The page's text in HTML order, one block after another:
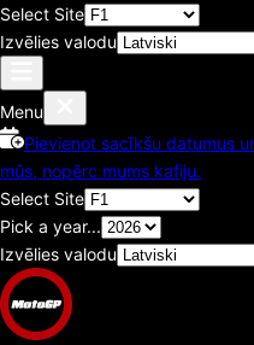
Select Site
Izvēlies valodu
Menu
Pievienot sacīkšu datumus
mūs, nopērc mums kafiju.
Select Site
Pick a year...
Izvēlies valodu